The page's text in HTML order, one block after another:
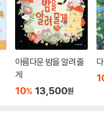
아름다운 밤을 알려 줄
게
10% 13,500원